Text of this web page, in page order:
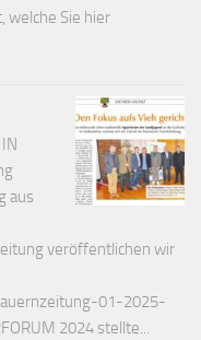
welche Sie hier
aus
veröffentlichen wir
01-2025-
2024 stellte...